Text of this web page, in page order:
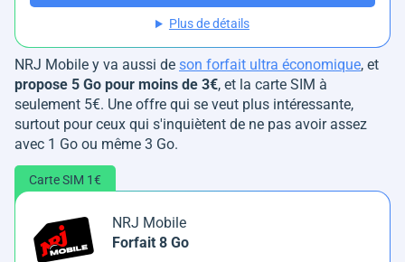
Plus de détails
NRJ Mobile y va aussi de son forfait ultra économique, et
propose 5 Go pour moins de 3€, et la carte SIM à
seulement 5€. Une offre qui se veut plus intéressante,
surtout pour ceux qui s'inquiètent de ne pas avoir assez
avec 1 Go ou même 3 Go.
Carte SIM 1€
NRJ Mobile
Forfait 8 Go